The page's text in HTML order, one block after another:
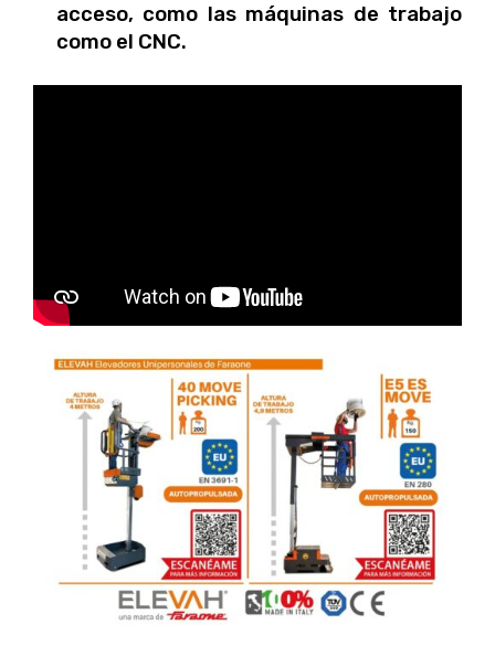
acceso, como las máquinas de trabajo
como el CNC.